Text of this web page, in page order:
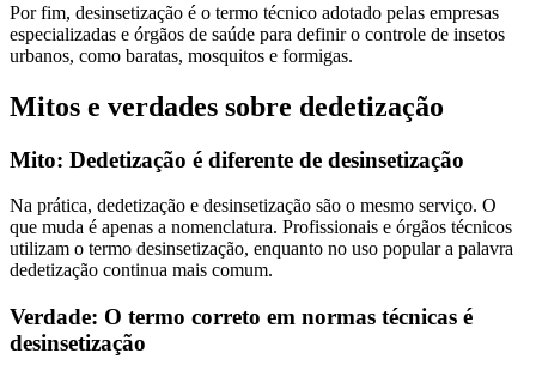
Por fim, desinsetização é o termo técnico adotado pelas empresas
especializadas e órgãos de saúde para definir o controle de insetos
urbanos, como baratas, mosquitos e formigas.
Mitos e verdades sobre dedetização
Mito: Dedetização é diferente de desinsetização
Na prática, dedetização e desinsetização são o mesmo serviço. O
que muda é apenas a nomenclatura. Profissionais e órgãos técnicos
utilizam o termo desinsetização, enquanto no uso popular a palavra
dedetização continua mais comum.
Verdade: O termo correto em normas técnicas é
desinsetização